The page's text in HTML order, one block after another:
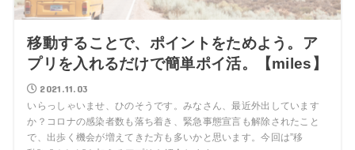
移動することで、ポイントをためよう。ア
プリを入れるだけで簡単ポイ活。【miles】
2021.11.03
いらっしゃいませ、ひのそうです。みなさん、最近外出しています
か？コロナの感染者数も落ち着き、緊急事態宣言も解除されたこと
で、出歩く機会が増えてきた方も多いかと思います。今回は”移